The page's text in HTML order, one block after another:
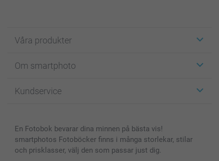
Våra produkter
Fotokort
Fotoböcker
Skal till Mobil & Surfplatta
MyNameBook
Om smartphoto
För affiliates
Sitemap
Villkor och garantier
Kundservice
smartbonus
Priser & betalning
En Fotobok bevarar dina minnen på bästa vis!
smartphotos Fotoböcker finns i många storlekar, stilar
och prisklasser, välj den som passar just dig.